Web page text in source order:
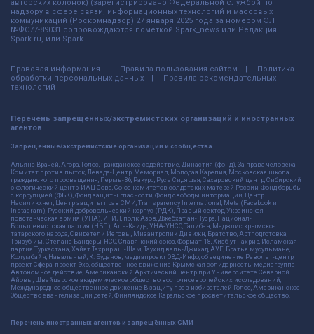
авторских колонок) (зарегистрировано Федеральной службой по
надзору в сфере связи, информационных технологий и массовых
коммуникаций (Роскомнадзор) 27 января 2025 года за номером ЭЛ
№ФС77-89031 сопровождаются пометкой Spark_news или Редакция
Spark.ru, или Spark.
Правовая информация Правила пользования сайтом
Политика
обработки персональных данных
Правила рекомендательных
технологий
Перечень запрещённых/экстремистских организаций и иностранных
агентов
Запрещённые/экстремистские организации и сообщества
Альянс Врачей, Агора, Голос, Гражданское содействие, Династия (фонд), За права человека,
Комитет против пыток, Левада-Центр, Мемориал, Молодая Карелия, Московская школа
гражданского просвещения, Пермь-36, Ракурс, Русь Сидящая, Сахаровский центр, Сибирский
экологический центр, ИАЦ Сова, Союз комитетов солдатских матерей России, Фонд борьбы
с коррупцией (ФБК), Фонд защиты гласности, Фонд свободы информации, Центр
Насилию.нет, Центр защиты прав СМИ, Transparency International, Meta (Facebook и
Instagram), Русский добровольческий корпус (РДК), Правый сектор, Украинская
повстанческая армия (УПА), ИГИЛ, полк Азов, Джебхат ан-Нусра, Национал-
Большевистская партия (НБП), Аль-Каида, УНА-УНСО, Талибан, Меджлис крымско-
татарского народа, Свидетели Иеговы, Мизантропик Дивижн, Братство, Артподготовка,
Тризуб им. Степана Бандеры, НСО, Славянский союз, Формат-18, Хизб ут-Тахрир, Исламская
партия Туркестана, Хайят Тахрир аш-Шам, Таухид валь-Джихад, АУЕ, Братья мусульмане,
Колумбайн, Навальный, К. Буданов, медиапроект ОВД-Инфо, объединение Револьт-центр,
проект Сфера, проект Эхо, общественное движение Крымская солидарность, медиагруппа
Автономное действие, Американский Арктический центр при Университете Северной
Айовы, Швейцарское академическое общество восточноевропейских исследований,
Международное общественное движение В защиту прав избирателей Голос, Американское
Общество евангелизации детей, Финляндское Карельское просветительское общество.
Перечень иностранных агентов и запрещённых СМИ